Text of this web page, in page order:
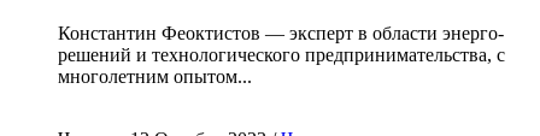
Константин Феоктистов — эксперт в области энерго-
решений и технологического предпринимательства, с
многолетним опытом...